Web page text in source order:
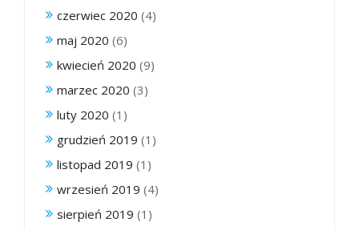
czerwiec 2020 (4)
maj 2020 (6)
kwiecień 2020 (9)
marzec 2020 (3)
luty 2020 (1)
grudzień 2019 (1)
listopad 2019 (1)
wrzesień 2019 (4)
sierpień 2019 (1)